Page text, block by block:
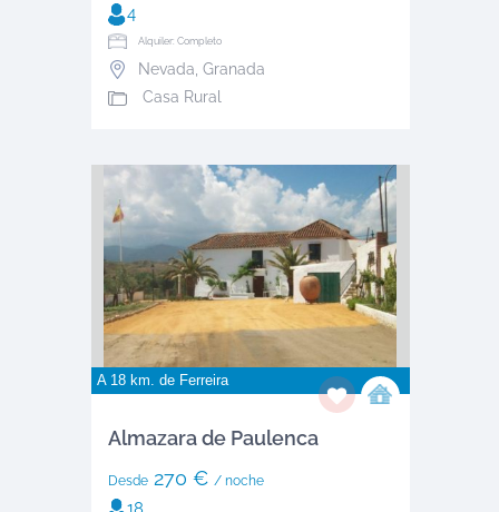
4
Alquiler: Completo
Nevada Granada
Casa Rural
A 18 km. de Ferreira
Almazara de Paulenca
Desde270 € / noche